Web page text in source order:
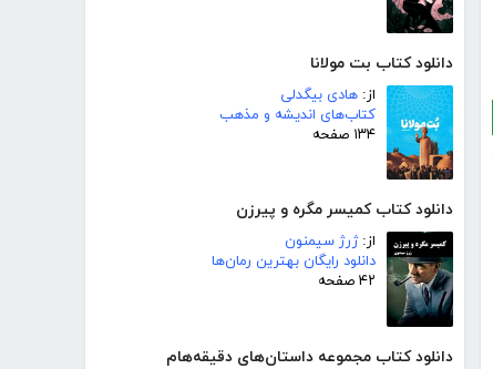
دانلود کتاب بت مولانا
از: هادی بیگدلی
کتاب‌های اندیشه و مذهب
۱۳۴ صفحه
دانلود کتاب کمیسر مگره و پیرزن
از:ژرژ سیمنون
دانلود رایگان بهترین رمان‌ها
۴۲ صفحه
دانلود کتاب مجموعه داستان‌های دقیقه‌هام